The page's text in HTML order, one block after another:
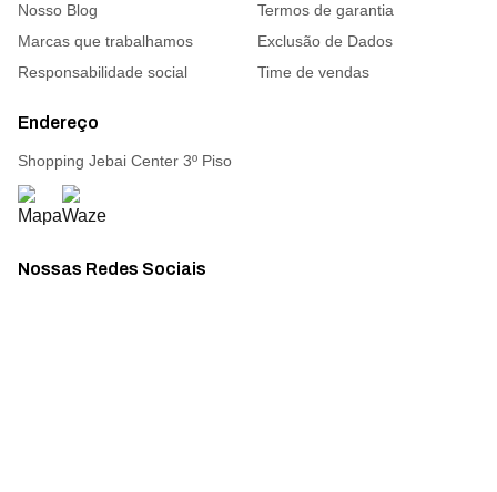
Nosso Blog
Termos de garantia
Marcas que trabalhamos
Exclusão de Dados
Responsabilidade social
Time de vendas
Endereço
Shopping Jebai Center 3º Piso
Nossas Redes Sociais